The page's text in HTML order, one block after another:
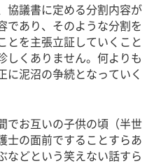
協議書に定める分割内容が
であり、そのような分割を
とを主張立証していくこと
しくありません。何よりも
泥沼の争続となっていく
でお互いの子供の頃（半世
士の面前ですることすらあ
などという笑えない話すら